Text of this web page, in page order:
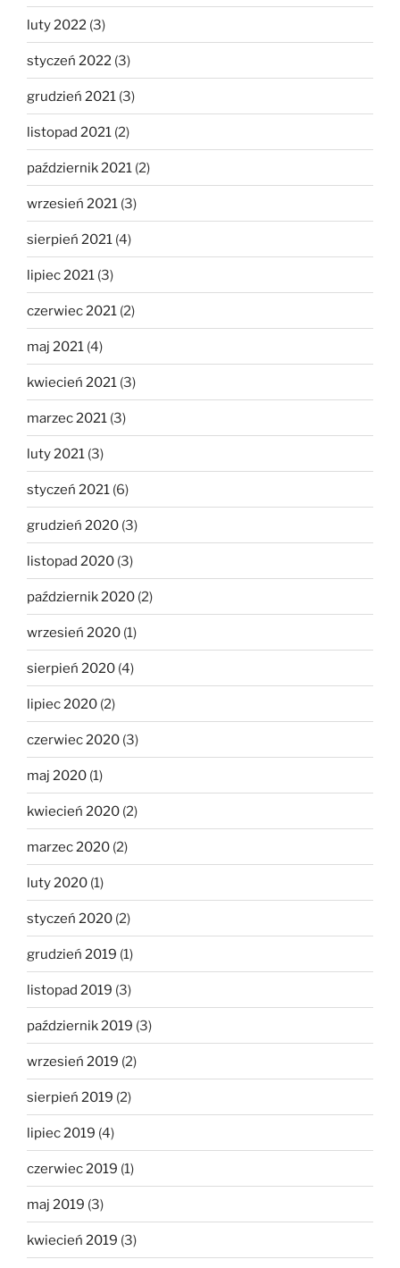
luty 2022 (3)
styczeń 2022 (3)
grudzień 2021 (3)
listopad 2021 (2)
październik 2021 (2)
wrzesień 2021 (3)
sierpień 2021 (4)
lipiec 2021 (3)
czerwiec 2021 (2)
maj 2021 (4)
kwiecień 2021 (3)
marzec 2021 (3)
luty 2021 (3)
styczeń 2021 (6)
grudzień 2020 (3)
listopad 2020 (3)
październik 2020 (2)
wrzesień 2020 (1)
sierpień 2020 (4)
lipiec 2020 (2)
czerwiec 2020 (3)
maj 2020 (1)
kwiecień 2020 (2)
marzec 2020 (2)
luty 2020 (1)
styczeń 2020 (2)
grudzień 2019 (1)
listopad 2019 (3)
październik 2019 (3)
wrzesień 2019 (2)
sierpień 2019 (2)
lipiec 2019 (4)
czerwiec 2019 (1)
maj 2019 (3)
kwiecień 2019 (3)